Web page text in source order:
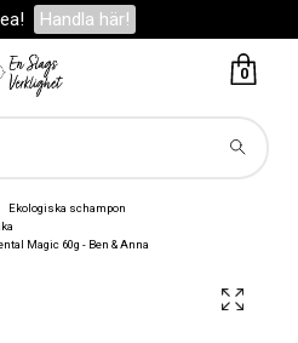
Handla här!
0
Ekologiska schampon
Magic 60g - Ben & Anna